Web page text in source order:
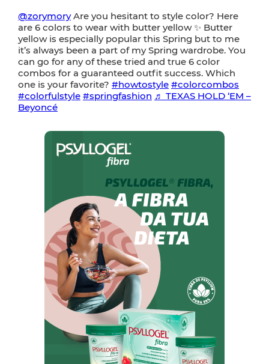
@zorymoryAre you hesitant to style color? Here
are 6 colors to wear with butter yellow ✨ Butter
yellow is especially popular this Spring but to me
it’s always been a part of my Spring wardrobe. You
can go for any of these tried and true 6 color
combos for a guaranteed outfit success. Which
one is your favorite? #howtostyle #colorcombos
#colorfulstyle #springfashion ♬ TEXAS HOLD ‘EM –
Beyoncé